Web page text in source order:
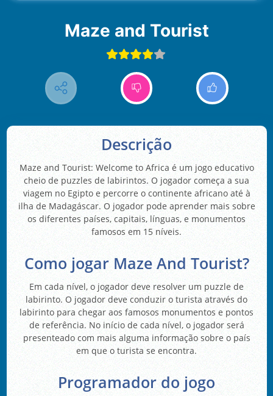
Maze and Tourist
Descrição
Maze and Tourist: Welcome to Africa é um jogo educativo
cheio de puzzles de labirintos. O jogador começa a sua
viagem no Egipto e percorre o continente africano até à
ilha de Madagáscar. O jogador pode aprender mais sobre
os diferentes países, capitais, línguas, e monumentos
famosos em 15 níveis.
Como jogar Maze And Tourist?
Em cada nível, o jogador deve resolver um puzzle de
labirinto. O jogador deve conduzir o turista através do
labirinto para chegar aos famosos monumentos e pontos
de referência. No início de cada nível, o jogador será
presenteado com mais alguma informação sobre o país
em que o turista se encontra.
Programador do jogo